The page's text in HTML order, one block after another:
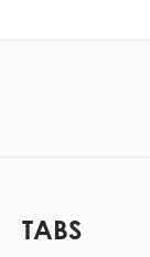
TABS